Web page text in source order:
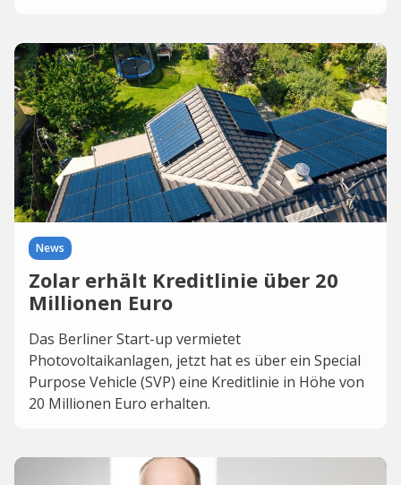
News
Zolar erhält Kreditlinie über 20
Millionen Euro
Das Berliner Start-up vermietet
Photovoltaikanlagen, jetzt hat es über ein Special
Purpose Vehicle (SVP) eine Kreditlinie in Höhe von
20 Millionen Euro erhalten.